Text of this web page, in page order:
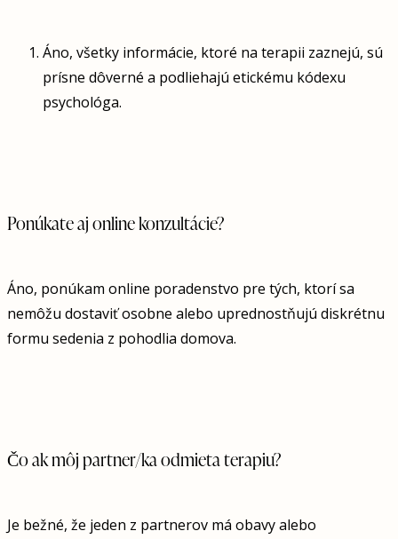
Áno, všetky informácie, ktoré na terapii zaznejú, sú
prísne dôverné a podliehajú etickému kódexu
psychológa.
Ponúkate aj online konzultácie?
Áno, ponúkam online poradenstvo pre tých, ktorí sa
nemôžu dostaviť osobne alebo uprednostňujú diskrétnu
formu sedenia z pohodlia domova.
Čo ak môj partner/ka odmieta terapiu?
Je bežné, že jeden z partnerov má obavy alebo